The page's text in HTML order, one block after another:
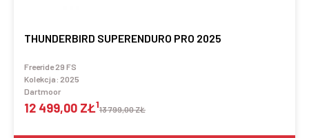
THUNDERBIRD SUPERENDURO PRO 2025
Freeride 29 FS
Kolekcja: 2025
Dartmoor
12 499,00 ZŁ113 799,00 ZŁ